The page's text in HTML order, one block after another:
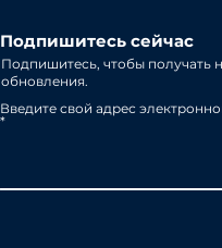
Подпишитесь сейчас
Подпишитесь, чтобы получать
обновления.
Введите свой адрес